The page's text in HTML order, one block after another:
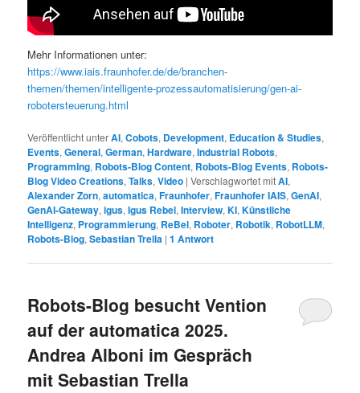
Mehr Informationen unter:
https://www.iais.fraunhofer.de/de/branchen-
themen/themen/intelligente-prozessautomatisierung/gen-ai-
robotersteuerung.html
Veröffentlicht unterAI,Cobots, Development, Education & Studies,
Events,General,German,Hardware,Industrial Robots,
Programming, Robots-Blog Content, Robots-Blog Events, Robots-
Blog Video Creations,Talks,Video |Verschlagwortet mitAI,
Alexander Zorn,automatica,Fraunhofer,Fraunhofer IAIS,GenAI,
GenAI-Gateway,igus,Igus Rebel,Interview,KI,Künstliche
Intelligenz, Programmierung, ReBel, Roboter, Robotik, RobotLLM,
Robots-Blog,Sebastian Trella |1 Antwort
Robots-Blog besucht Vention
auf der automatica 2025.
Andrea Alboni im Gespräch
mit Sebastian Trella